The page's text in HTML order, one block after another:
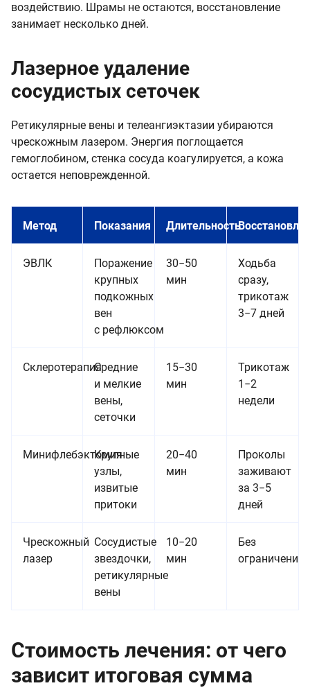
воздействию. Шрамы не остаются, восстановление
занимает несколько дней.
Лазерное удаление
сосудистых сеточек
Ретикулярные вены и телеангиэктазии убираются
чрескожным лазером. Энергия поглощается
гемоглобином, стенка сосуда коагулируется, а кожа
остается неповрежденной.
Метод Показания Длительность
ЭВЛК
Поражение
крупных
подкожных
вен
с рефлюксом
30−50
мин
Ходьба
сразу,
трикотаж
3−7 дней
СклеротерапияСредние
и мелкие
вены,
сеточки
15−30
мин
Трикотаж
1−2
недели
Минифлебэктомия
Крупные
узлы,
извитые
притоки
20−40
мин
Проколы
заживают
за 3−5
дней
Чрескожный
лазер
Сосудистые
звездочки,
ретикулярные
вены
10−20
мин
Без
ограничений
Стоимость лечения: от чего
зависит итоговая сумма